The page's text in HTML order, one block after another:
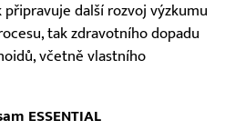
další rozvoj výzkumu
tak zdravotního dopadu
včetně vlastního
ESSENTIAL